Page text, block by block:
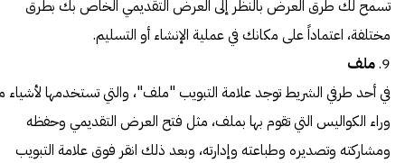
تسمح لك طرق العرض بالنظر إلى العرض التقديمي الخاص بك بطرق
مختلفة، اعتماداً على مكانك في عملية الإنشاء أو التسليم.
9. ملف
في أحد طرفي الشريط توجد علامة التبويب "ملف"، والتي تستخدمها لأشياء
وراء الكواليس التي تقوم بها بملف، مثل فتح العرض التقديمي وحفظه
ومشاركته وتصديره وطباعته وإدارته، وبعد ذلك انقر فوق علامة التبويب